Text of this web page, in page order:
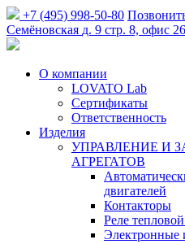
+7 (495) 998-50-80
Семёновская д. 9 стр. 8, офис
О компании
LOVATO Lab
Сертификаты
Ответственность
Изделия
УПРАВЛЕНИЕ И
АГРЕГАТОВ
двигателей
Контакторы
Реле
Электронные